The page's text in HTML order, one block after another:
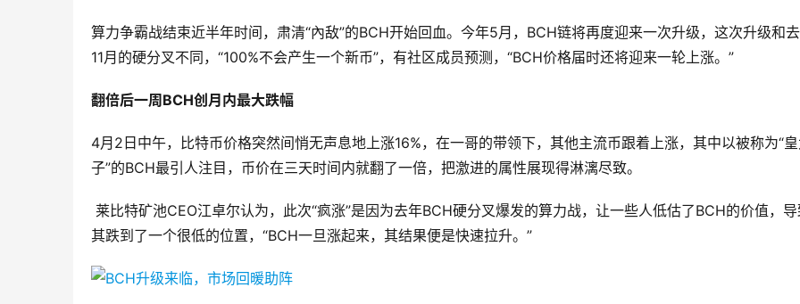
算力争霸战结束近半年时间，肃清“內敌”的BCH开始回血。今年5月，BCH链将再度迎来一次升级，这次升级和
11月的硬分叉不同，“100%不会产生一个新币”，有社区成员预测，“BCH价格届时还将迎来一轮上涨。”
翻倍后一周BCH创月内最大跌幅
4月2日中午，比特币价格突然间悄无声息地上涨16%，在一哥的带领下，其他主流币跟着上涨，其中以被称为“
子”的BCH最引人注目，币价在三天时间内就翻了一倍，把激进的属性展现得淋漓尽致。
莱比特矿池CEO江卓尔认为，此次“疯涨”是因为去年BCH硬分叉爆发的算力战，让一些人低估了BCH的价值，
其跌到了一个很低的位置，“BCH一旦涨起来，其结果便是快速拉升。”